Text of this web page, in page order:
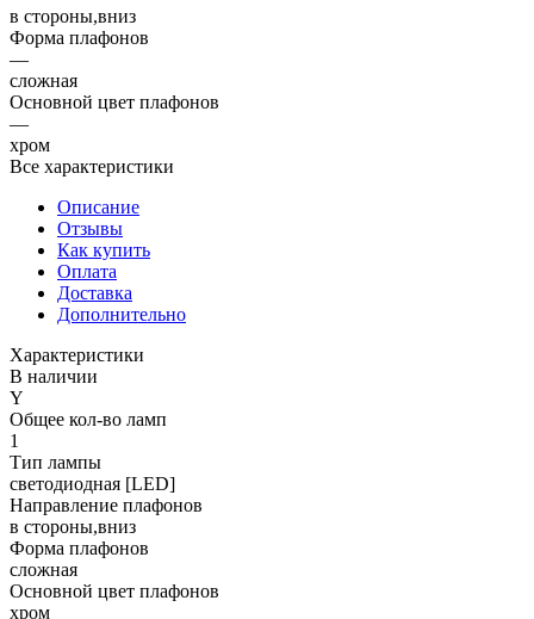
в стороны,вниз
Форма плафонов
—
сложная
Основной цвет плафонов
—
хром
Все характеристики
Описание
Отзывы
Как купить
Оплата
Доставка
Дополнительно
Характеристики
В наличии
Y
Общее кол-во ламп
1
Тип лампы
светодиодная [LED]
Направление плафонов
в стороны,вниз
Форма плафонов
сложная
Основной цвет плафонов
хром